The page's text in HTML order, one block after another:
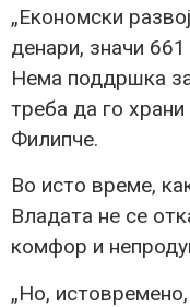
„Економски
денари, значи
Нема поддршка
треба да го
Филипче.
Во исто време,
Владата не се
комфор и
„Но,